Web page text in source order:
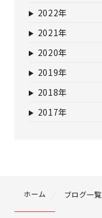
2022年
2021年
2020年
2019年
2018年
2017年
ホーム ブログ一覧